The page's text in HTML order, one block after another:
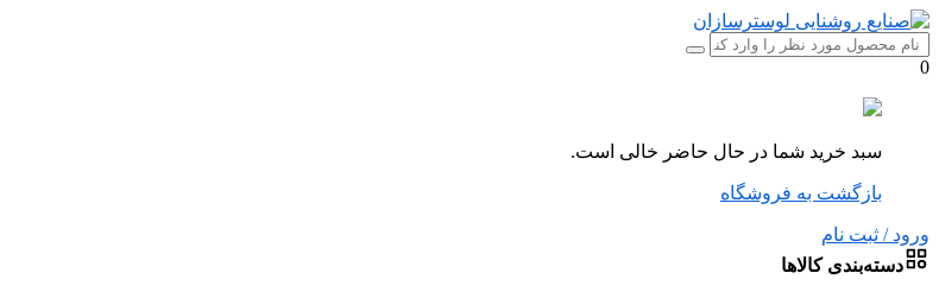
0
سبد خرید شما در حال حاضر خالی است.
بازگشت به فروشگاه
ورود / ثبت نام
دسته‌بندی کالاها